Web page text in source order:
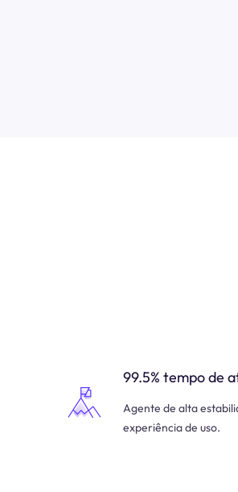
99.5% tempo de
Agente de alta
experiência de uso.